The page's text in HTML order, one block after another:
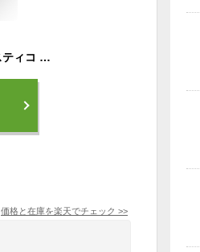
シェイプアップ スニーカー ロシオゴールド MS アスティコ かかとなし ウォーキングシューズ メンズ レディース 体感トレーニング 健康シューズ 体幹 スニーカー かかとなし スニーカー かかと傾斜 ダイエット スニーカー 靴 ふくらはぎ 伸ばす ストレッチ
価格と在庫を楽天でチェック >>